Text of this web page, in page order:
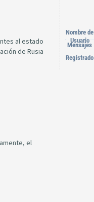
al estado
de Rusia
el
Nombre de
Usuario
Mensajes
Registrado